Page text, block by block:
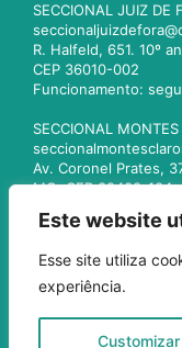
Este website
Esse site utiliza
experiência.
Customizar
SECCIONAL JUIZ DE
R. Halfeld, 651. 10º
CEP 36010-002
Funcionamento:
SECCIONAL
Av. Coronel Prates,
MG. CEP 39400-104
Av. Afonso Pena,